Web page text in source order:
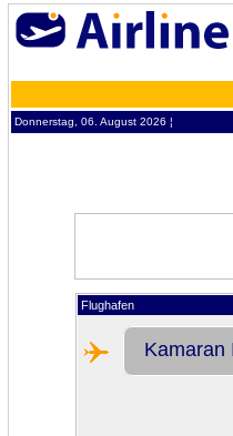
Donnerstag, 06. August 2026 ¦
Flughafen
Kamaran